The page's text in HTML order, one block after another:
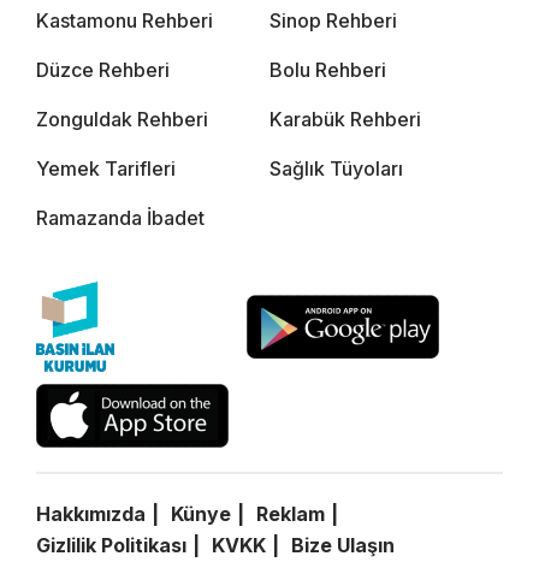
Kastamonu Rehberi Sinop Rehberi
Düzce Rehberi Bolu Rehberi
Zonguldak Rehberi Karabük Rehberi
Yemek Tarifleri Sağlık Tüyoları
Ramazanda İbadet
Hakkımızda Künye
Reklam
Gizlilik Politikası
KVKK Bize Ulaşın